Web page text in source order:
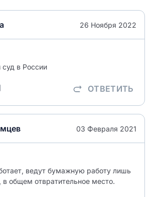
26 Ноября 2022
в России
ОТВЕТИТЬ
03 Февраля 2021
ведут бумажную работу лишь
в общем отвратительное место.